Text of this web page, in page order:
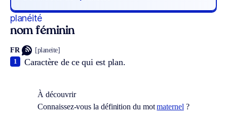
planéité
nom féminin
FR [planeite]
Caractère de ce qui est plan.
1
À découvrir
Connaissez-vous la définition du motmaternel ?